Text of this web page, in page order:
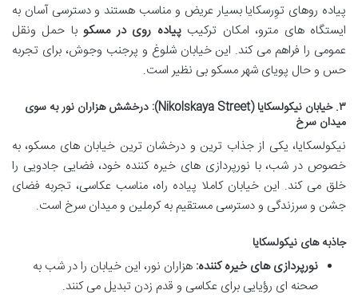
پیاده روهای توِرسکایا بسیار عریض و مناسب هستند و دسترسی آسان به
ایستگاه های مترو، امکان ترکیبپیاده روی در مسکوبا حمل ونقل
عمومی را فراهم می کند. این خیابان شلوغ و پرجنب وجوش، برای تجربه
حس و حال پویای شهر مسکو بی نظیر است.
۳. خیابان نیکولسکایا (Nikolskaya Street): درخشش هزاران نور به سوی
میدان سرخ
نیکولسکایا، یکی از جذاب ترین و درخشان ترین خیابان های مسکو، به
خصوص در شب، با نورپردازی های خیره کننده خود، فضایی جادویی را
خلق می کند. این خیابان کاملا پیاده راه، مناسب عکاسی، تجربه فضای
جشن و سرزندگی و دسترسی مستقیم به کرملین و میدان سرخ است.
جاذبه های نیکولسکایا
نورپردازی های خیره کننده: هزاران نور، این خیابان را در شب به
صحنه ای رؤیایی برای عکاسی و قدم زدن تبدیل می کنند.